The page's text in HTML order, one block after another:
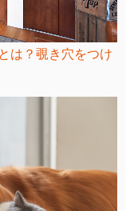
は？覗き穴をつけ